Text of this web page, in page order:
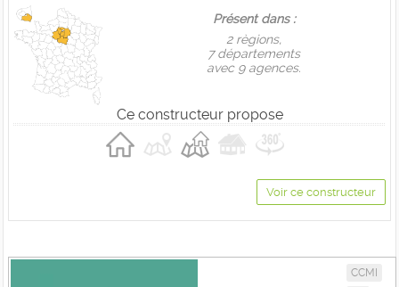
Présent dans :
2 règions,
7 départements
avec 9 agences.
Ce constructeur propose
Voir ce constructeur
CCMI